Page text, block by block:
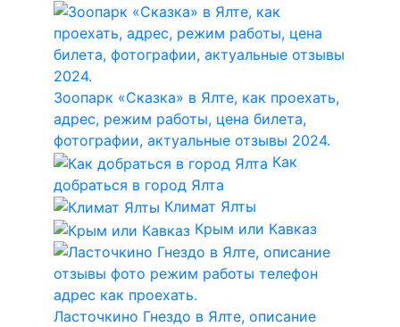
Зоопарк «Сказка» в Ялте, как проехать,
адрес, режим работы, цена билета,
фотографии, актуальные отзывы 2024.
Как
добраться в город Ялта
Климат Ялты
Крым или Кавказ
Ласточкино Гнездо в Ялте, описание